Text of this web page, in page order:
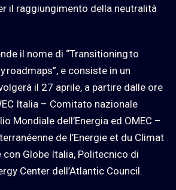
il raggiungimento della neutralità
il nome di “Transitioning to
roadmaps”, e consiste in un
il 27 aprile, a partire dalle ore
Italia – Comitato nazionale
Mondiale dell’Energia ed OMEC –
de l’Energie et du Climat
Globe Italia, Politecnico di
Center dell’Atlantic Council.